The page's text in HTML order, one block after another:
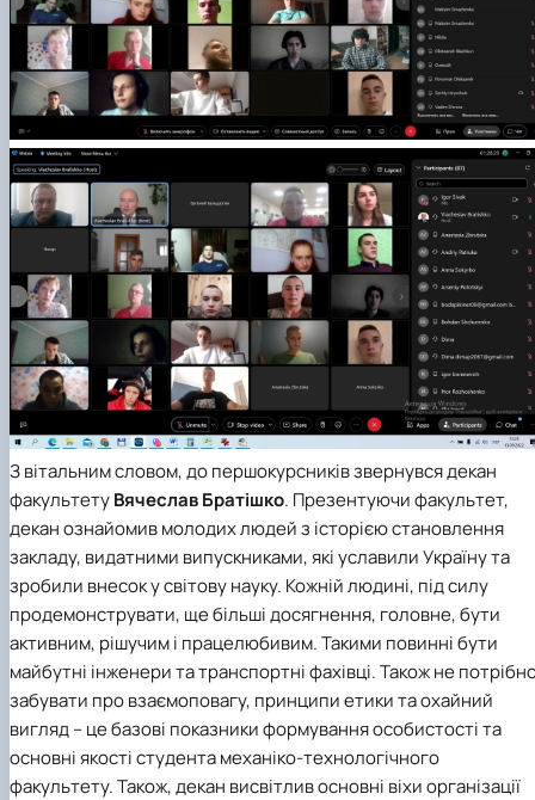
З вітальним словом, до першокурсників звернувся декан
факультетуВячеслав Братішко. Презентуючи факультет,
декан ознайомив молодих людей з історією становлення
закладу, видатними випускниками, які уславили Україну та
зробили внесок у світову науку. Кожній людині, під силу
продемонструвати, ще більші досягнення, головне, бути
активним, рішучим і працелюбивим. Такими повинні бути
майбутні інженери та транспортні фахівці. Також не
забувати про взаємоповагу, принципи етики та охайний
вигляд – це базові показники формування особистості та
основні якості студента механіко-технологічного
факультету. Також, декан висвітлив основні віхи організації